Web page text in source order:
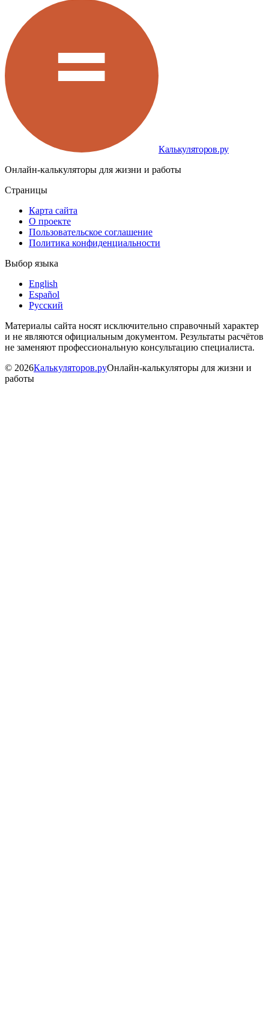
Калькуляторов.ру
Онлайн-калькуляторы для жизни и работы
Страницы
Карта сайта
О проекте
Пользовательское соглашение
Политика конфиденциальности
Выбор языка
English
Español
Русский
Материалы сайта носят исключительно справочный характер
и не являются официальным документом. Результаты расчётов
не заменяют профессиональную консультацию специалиста.
© 2026Калькуляторов.руОнлайн-калькуляторы для жизни и
работы